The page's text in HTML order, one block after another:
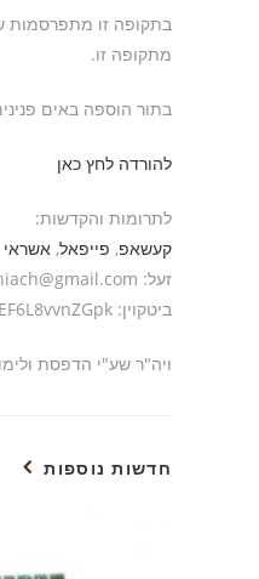
בתקופה זו מתפרסמות
מתקופה זו.
בתור הוספה באים
להורדה לחץ כאן
לתרומות והקדשות:
קעשאפ, פייפאל, אשראי
זעל: torasmoshiach@gmail.com
ביטקוין: 1Cvxboia8svX2Drn3kHj9vEF6L8vvnZGpk
ויה"ר שע"י הדפסת
חדשות נוספות